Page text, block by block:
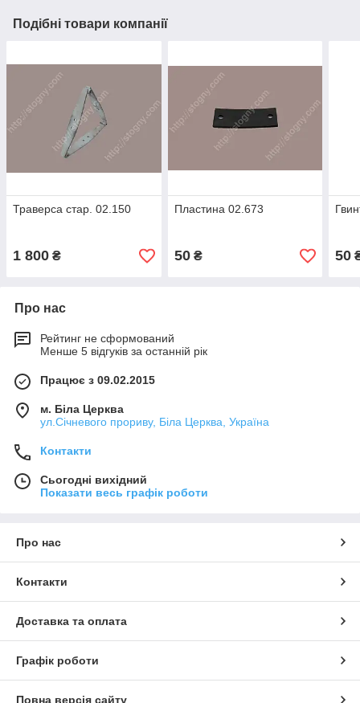
Подібні товари компанії
Траверса стар. 02.150
1 800 ₴
Пластина 02.673
50₴ 50
Про нас
Рейтинг не сформований
Менше 5 відгуків за останній рік
Працює з 09.02.2015
м. Біла Церква
ул.Січневого прориву, Біла Церква, Україна
Контакти
Сьогодні вихідний
Показати весь графік роботи
Про нас
Контакти
Доставка та оплата
Графік роботи
Повна версія сайту